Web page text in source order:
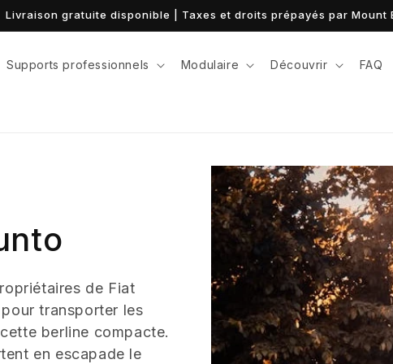
Supports professionnels Modulaire Découvrir FAQ
de Fiat
transporter les
berline compacte.
en escapade le